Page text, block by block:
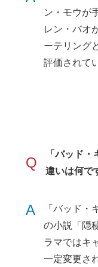
ン・モウが
レン・バオ
ーテリング
評価されて
Q
「バッド
違いは何で
A
「バッド・
の小説「隠
ラマではキ
一定変更さ